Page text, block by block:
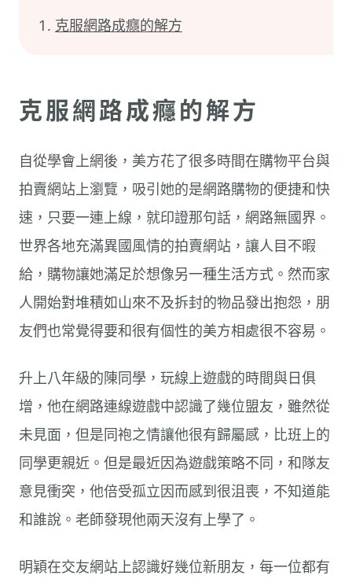
克服網路成癮的解方
克服網路成癮的解方
自從學會上網後，美方花了很多時間在購物平台與
拍賣網站上瀏覽，吸引她的是網路購物的便捷和快
速，只要一連上線，就印證那句話，網路無國界。
世界各地充滿異國風情的拍賣網站，讓人目不暇
給，購物讓她滿足於想像另一種生活方式。然而家
人開始對堆積如山來不及拆封的物品發出抱怨，朋
友們也常覺得要和很有個性的美方相處很不容易。
升上八年級的陳同學，玩線上遊戲的時間與日俱
增，他在網路連線遊戲中認識了幾位盟友，雖然從
未見面，但是同袍之情讓他很有歸屬感，比班上的
同學更親近。但是最近因為遊戲策略不同，和隊友
意見衝突，他倍受孤立因而感到很沮喪，不知道能
和誰說。老師發現他兩天沒有上學了。
明穎在交友網站上認識好幾位新朋友，每一位都有